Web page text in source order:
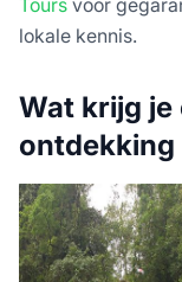
lokale kennis.
Wat krijg je
ontdekking